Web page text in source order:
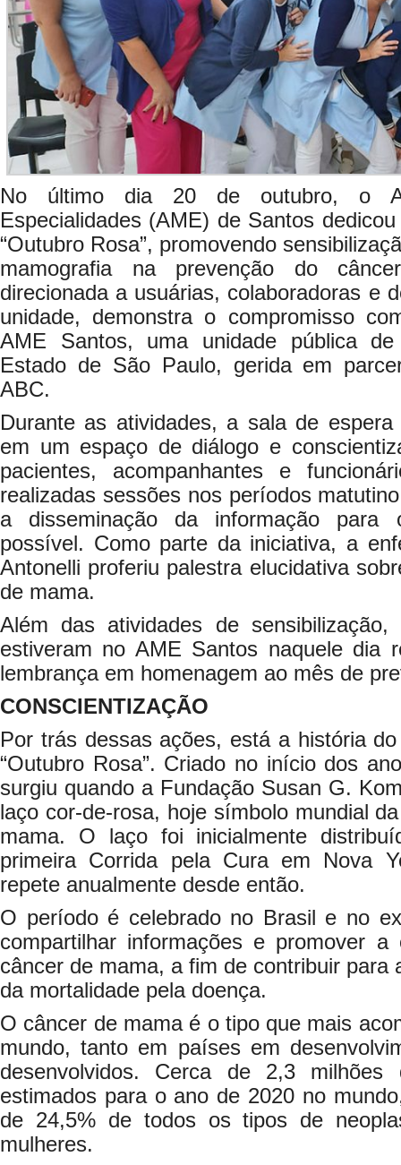
No último dia 20 de outubro, o
Especialidades (AME) de Santos
“Outubro Rosa”, promovendo
mamografia na prevenção do
direcionada a usuárias, colaboradoras e
unidade, demonstra o compromisso
AME Santos, uma unidade pública
Estado de São Paulo, gerida em
ABC.
Durante as atividades, a sala de
em um espaço de diálogo e
pacientes, acompanhantes e
realizadas sessões nos períodos
a disseminação da informação para
possível. Como parte da iniciativa, a
Antonelli proferiu palestra elucidativa
de mama.
Além das atividades de
estiveram no AME Santos naquele dia
lembrança em homenagem ao mês de
CONSCIENTIZAÇÃO
Por trás dessas ações, está a história
“Outubro Rosa”. Criado no início dos
surgiu quando a Fundação Susan G.
laço cor-de-rosa, hoje símbolo mundial
mama. O laço foi inicialmente
primeira Corrida pela Cura em Nova
repete anualmente desde então.
O período é celebrado no Brasil e no
compartilhar informações e promover a
câncer de mama, a fim de contribuir para
da mortalidade pela doença.
O câncer de mama é o tipo que mais
mundo, tanto em países em
desenvolvidos. Cerca de 2,3
estimados para o ano de 2020 no
de 24,5% de todos os tipos de
mulheres.